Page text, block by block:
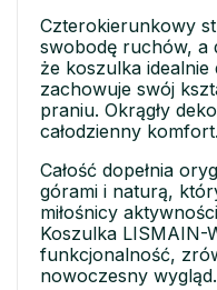
Czterokierunkowy
swobodę ruchów, a
że koszulka
zachowuje swój
praniu. Okrągły
całodzienny komfort.
Całość dopełnia
górami i naturą,
miłośnicy
Koszulka LISMAIN-
funkcjonalność,
nowoczesny wygląd.